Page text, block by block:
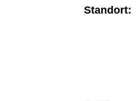
Standort: